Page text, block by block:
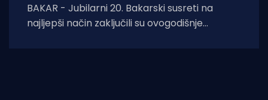
BAKAR - Jubilarni 20. Bakarski susreti na
najljepši način zaključili su ovogodišnje